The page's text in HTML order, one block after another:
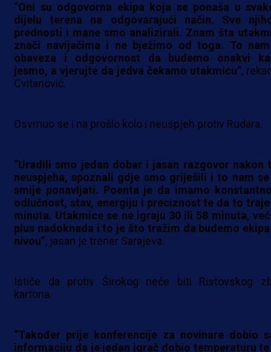
“Oni su odgovorna ekipa koja se ponaša u
dijelu terena na odgovarajući način. Sve
prednosti i mane smo analizirali. Znam šta
znači navijačima i ne bježimo od toga. To
obaveza i odgovornost da budemo onakvi
jesmo, a vjerujte da jedva čekamo utakmicu”,
Cvitanović.
Osvrnuo se i na prošlo kolo i neuspjeh protiv Rudara.
“Uradili smo jedan dobar i jasan razgovor nakon
neuspjeha, spoznali gdje smo griješili i to nam se
smije ponavljati. Poenta je da imamo
odlučnost, stav, energiju i preciznost te da to
minuta. Utakmice se ne igraju 30 ili 58 minuta,
plus nadoknada i to je što tražim da budemo
nivou”, jasan je trener Sarajeva.
Ističe da protiv Širokog neće biti Ristovskog
kartona.
“Također prije konferencije za novinare dobio
informaciju da je jedan igrač dobio temperaturu